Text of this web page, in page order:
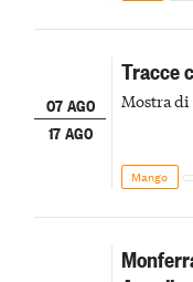
07 AGO
17 AGO
Tracce
Mostra
Mango